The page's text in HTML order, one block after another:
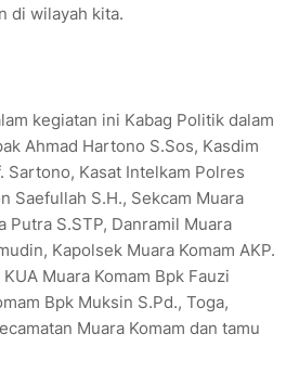
di wilayah kita.
kegiatan ini Kabag Politik dalam
Ahmad Hartono S.Sos, Kasdim
Sartono, Kasat Intelkam Polres
Saefullah S.H., Sekcam Muara
Putra S.STP, Danramil Muara
Kapolsek Muara Komam AKP.
Muara Komam Bpk Fauzi
Bpk Muksin S.Pd., Toga,
Muara Komam dan tamu